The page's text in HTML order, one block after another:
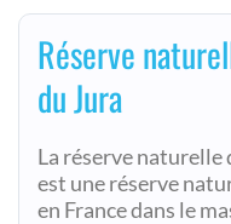
Réserve
du Jura
La réserve naturelle
est une réserve
en France dans le